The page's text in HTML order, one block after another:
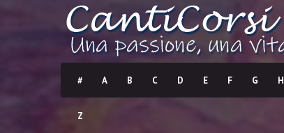
# A B C D E F G H
Z